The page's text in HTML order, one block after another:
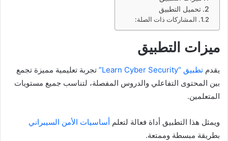
تحميل التطبيق
المشاركات ذات الصلة:
ميزات التطبيق
يقدم تطبيق “Learn Cyber Security”
تجربة تعليمية مميزة تجمع
بين المحتوى التفاعلي والدروس المفصلة، لتناسب جميع مستويات
المتعلمين.
ويمثل هذا التطبيق أداة فعالة لتعلم أساسيات الأمن السيبراني
بطريقة مبسطة وممتعة.